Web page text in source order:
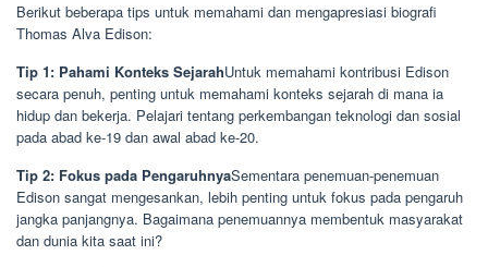
Berikut beberapa tips untuk memahami dan mengapresiasi biografi
Thomas Alva Edison:
Tip 1: Pahami Konteks SejarahUntuk memahami kontribusi Edison
secara penuh, penting untuk memahami konteks sejarah di mana ia
hidup dan bekerja. Pelajari tentang perkembangan teknologi dan sosial
pada abad ke-19 dan awal abad ke-20.
Tip 2: Fokus pada PengaruhnyaSementara penemuan-penemuan
Edison sangat mengesankan, lebih penting untuk fokus pada pengaruh
jangka panjangnya. Bagaimana penemuannya membentuk masyarakat
dan dunia kita saat ini?